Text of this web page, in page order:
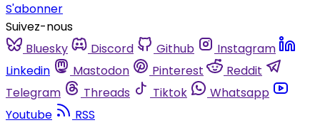
S'abonner
Suivez-nous
Bluesky
Discord Github
Instagram
Linkedin
Mastodon Pinterest
Reddit
Telegram
Threads Tiktok
Whatsapp
Youtube
RSS